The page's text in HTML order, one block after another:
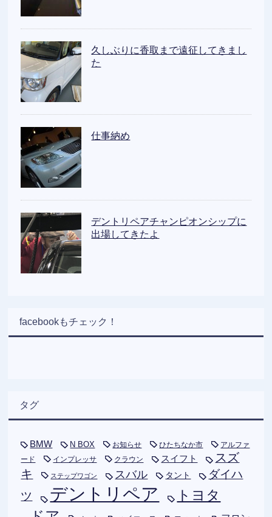
久しぶりに香取まで遠征してきまし
た
仕事納め
デントリペアチャンピオンシップに
出場してきたよ
facebookもチェック！
タグ
BMW N BOX お知らせ ひたちなか市
アルファ
ード
インプレッサ クラウン スイフト
スズ
キ
ステップワゴン スバル タント
ダイハ
ツ
デントリペア
トヨタ